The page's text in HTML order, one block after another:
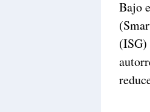
Bajo
(ISG)